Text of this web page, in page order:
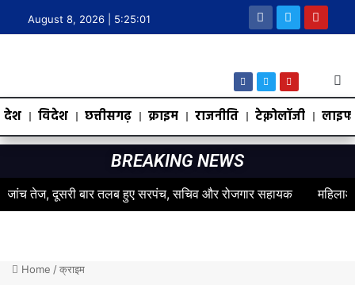
August 8, 2026 | 5:25:02
देश विदेश छत्तीसगढ़ क्राइम राजनीति टेक्नोलॉजी
BREAKING NEWS
दूसरी बार तलब हुए सरपंच, सचिव और रोजगार सहायक महिलाओं के
Home /क्राइम